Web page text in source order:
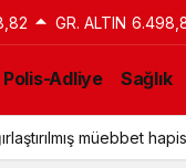
GR. ALTIN
Polis-Adliye Sağlık
müebbet